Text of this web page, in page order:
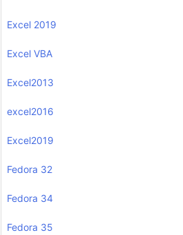
Excel 2019
Excel VBA
Excel2013
excel2016
Excel2019
Fedora 32
Fedora 34
Fedora 35